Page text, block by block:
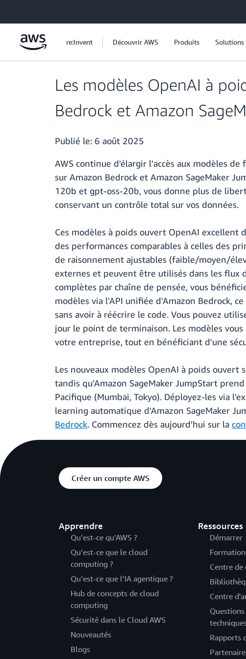
re:Invent Découvrir AWS Produits Solutions
Les modèles OpenAI à
Bedrock et Amazon
Publié le: 6 août 2025
AWS continue d'élargir l'accès aux modèles
sur Amazon Bedrock et Amazon SageMaker
120b et gpt-oss-20b, vous donne plus de
conservant un contrôle total sur vos données.
Ces modèles à poids ouvert OpenAI excellent
des performances comparables à celles des
de raisonnement ajustables (faible/moyen/
externes et peuvent être utilisés dans les flux
complètes par chaîne de pensée, vous
modèles via l'API unifiée d'Amazon Bedrock,
sans avoir à réécrire le code. Vous pouvez
jour le point de terminaison. Les modèles
votre entreprise, tout en bénéficiant d'une
Les nouveaux modèles OpenAI à poids ouvert
tandis qu'Amazon SageMaker JumpStart
Pacifique (Mumbai, Tokyo). Déployez-les via
learning automatique d'Amazon SageMaker
Bedrock. Commencez dès aujourd'hui sur la
Créer un compte AWS
Apprendre
Qu’est-ce qu’AWS ?
Qu’est-ce que le cloud
computing ?
Qu’est-ce que l’IA agentique ?
Hub de concepts de cloud
computing
Sécurité dans le Cloud AWS
Nouveautés
Blogs
Ressources
Démarrer
Formation
Centre de
Centre
Rapports